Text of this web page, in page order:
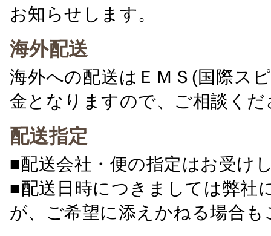
お知らせします。
海外配送
海外への配送はＥＭＳ(国際ス
金となりますので、ご相談くだ
配送指定
■配送会社・便の指定はお受け
■配送日時につきましては弊社
が、ご希望に添えかねる場合